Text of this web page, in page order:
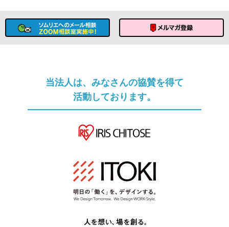
当法人は、みなさんの協賛を得て
活動しております。